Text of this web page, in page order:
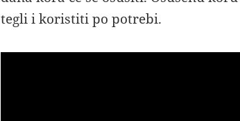
tegli i koristiti po potrebi.